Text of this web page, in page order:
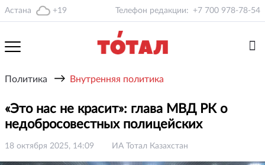
Астана +19 Телефон редакции: +7 700 978-78-54
Политика → Внутренняя политика
«Это нас не красит»: глава МВД РК о
недобросовестных полицейских
18 октября 2025, 14:09 ИА Тотал Казахстан